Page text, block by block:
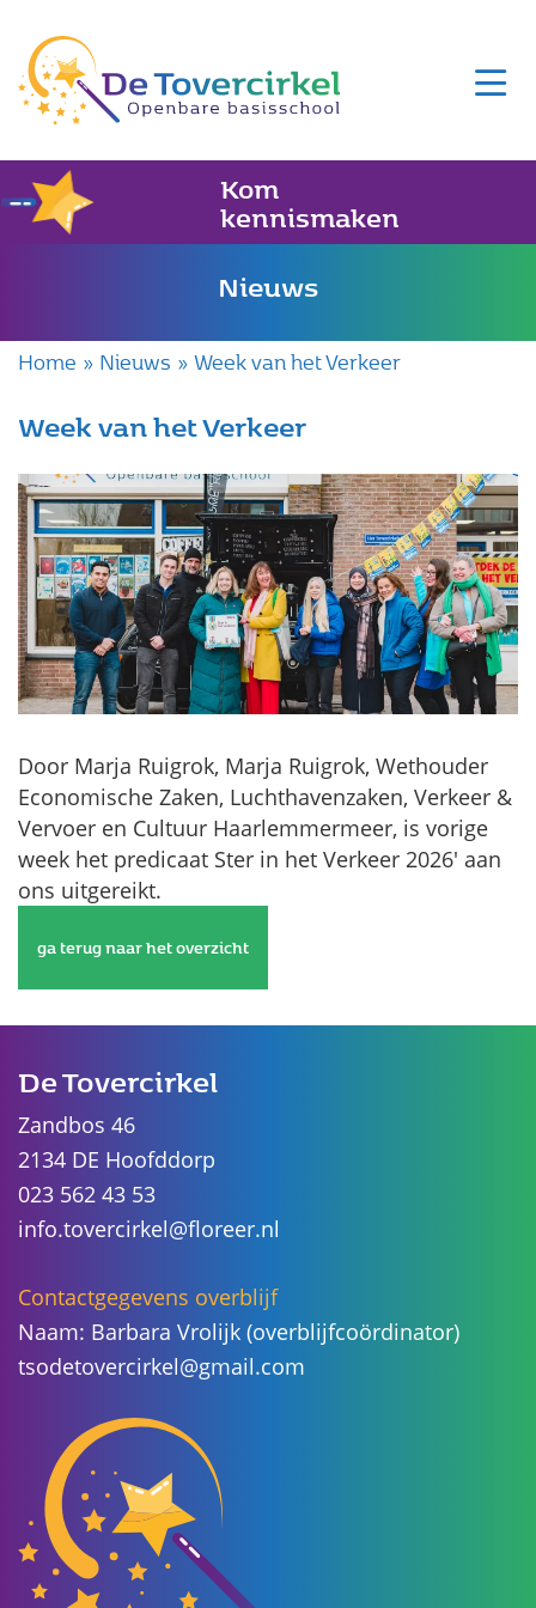
Kom
kennismaken
Nieuws
Home » Nieuws » Week van het Verkeer
Week van het Verkeer
Door Marja Ruigrok, Marja Ruigrok, Wethouder
Economische Zaken, Luchthavenzaken, Verkeer &
Vervoer en Cultuur Haarlemmermeer, is vorige
week het predicaat Ster in het Verkeer 2026' aan
ons uitgereikt.
ga terug naar het overzicht
De Tovercirkel
Zandbos 46
2134 DE Hoofddorp
023 562 43 53
info.tovercirkel@floreer.nl
Contactgegevens overblijf
Naam: Barbara Vrolijk (overblijfcoördinator)
tsodetovercirkel@gmail.com